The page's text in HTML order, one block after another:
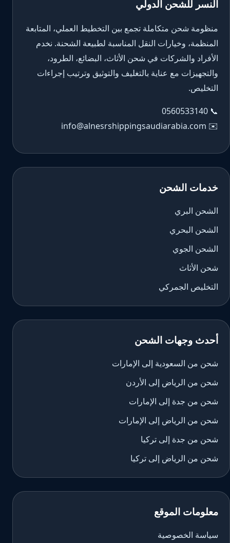
النسر للشحن الدولي
منظومة شحن متكاملة تجمع بين التخطيط العملي، المتابعة
المنظمة، وخيارات النقل المناسبة لطبيعة الشحنة. نخدم
الأفراد والشركات في شحن الأثاث، البضائع، الطرود،
والتجهيزات مع عناية بالتغليف والتوثيق وترتيب إجراءات
التخليص.
📞
0560533140
✉️
info@alnesrshippingsaudiarabia.com
خدمات الشحن
الشحن البري
الشحن البحري
الشحن الجوي
شحن الأثاث
التخليص الجمركي
أحدث وجهات الشحن
شحن من السعودية إلى الإمارات
شحن من الرياض إلى الأردن
شحن من جدة إلى الإمارات
شحن من الرياض إلى الإمارات
شحن من جدة إلى تركيا
شحن من الرياض إلى تركيا
معلومات الموقع
سياسة الخصوصية